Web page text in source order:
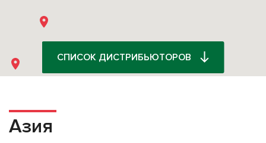
СПИСОК ДИСТРИБЬЮТОРОВ
Азия